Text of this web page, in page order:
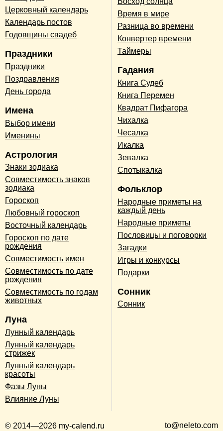
Церковный календарь
Календарь постов
Годовщины свадеб
Праздники
Праздники
Поздравления
День города
Имена
Выбор имени
Именины
Астрология
Знаки зодиака
Совместимость знаков
зодиака
Гороскоп
Любовный гороскоп
Восточный календарь
Гороскоп по дате
рождения
Совместимость имен
Совместимость по дате
рождения
Совместимость по годам
животных
Луна
Лунный календарь
Лунный календарь
стрижек
Лунный календарь
красоты
Фазы Луны
Влияние Луны
Время в мире
Разница во времени
Конвертер времени
Таймеры
Гадания
Книга Судеб
Книга Перемен
Квадрат Пифагора
Чихалка
Чесалка
Икалка
Зевалка
Спотыкалка
Фольклор
Народные приметы на
каждый день
Народные приметы
Пословицы и поговорки
Загадки
Игры и конкурсы
Подарки
Сонник
Сонник
© 2014—2026 my-calend.ru to@neleto.com